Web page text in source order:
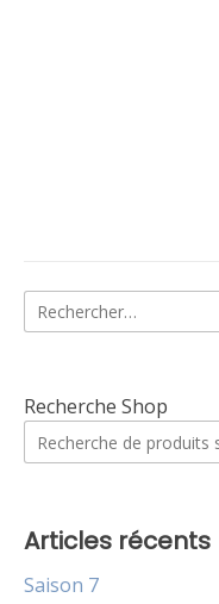
Rechercher :
Recherche Shop
Articles récents
Saison 7